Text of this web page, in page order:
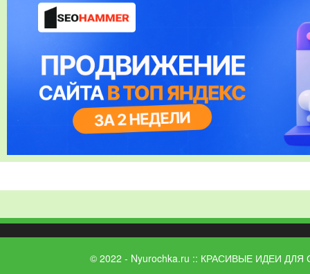
© 2022 - Nyurochka.ru :: КРАСИВЫЕ ИДЕИ ДЛЯ